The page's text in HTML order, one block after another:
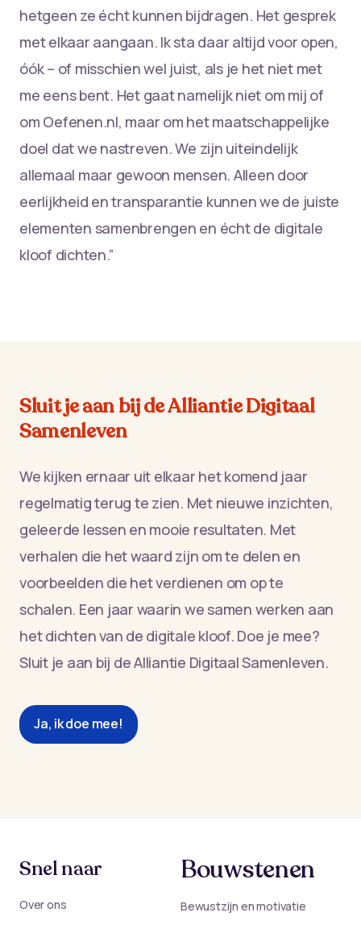
hetgeen ze écht kunnen bijdragen. Het gesprek
met elkaar aangaan. Ik sta daar altijd voor open,
óók – of misschien wel juist, als je het niet met
me eens bent. Het gaat namelijk niet om mij of
om Oefenen.nl, maar om het maatschappelijke
doel dat we nastreven. We zijn uiteindelijk
allemaal maar gewoon mensen. Alleen door
eerlijkheid en transparantie kunnen we de juiste
elementen samenbrengen en écht de digitale
kloof dichten.”
Sluit je aan bij de Alliantie Digitaal
Samenleven
We kijken ernaar uit elkaar het komend jaar
regelmatig terug te zien. Met nieuwe inzichten,
geleerde lessen en mooie resultaten. Met
verhalen die het waard zijn om te delen en
voorbeelden die het verdienen om op te
schalen. Een jaar waarin we samen werken aan
het dichten van de digitale kloof. Doe je mee?
Sluit je aan bij de Alliantie Digitaal Samenleven.
Ja, ik doe mee!
Snel naar
Over ons
Bouwstenen
Bewustzijn en motivatie